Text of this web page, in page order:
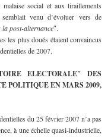
malaise social et aux tiraillements
venu d’évoluer vers de
post-alternance″.
les plus doués étaient convaincus
de 2007.
ELECTORALE″ DES
POLITIQUE EN MARS 2009,
du 25 février 2007 n’a pas
à une échelle quasi-industrielle,